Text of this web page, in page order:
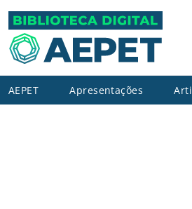
AEPET Apresentações